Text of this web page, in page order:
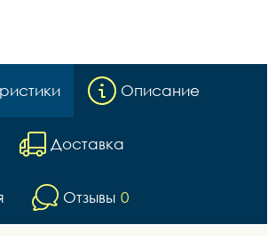
Описание
Доставка
Отзывы 0